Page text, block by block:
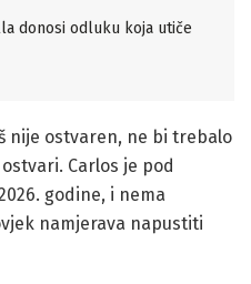
donosi odluku koja utiče
nije ostvaren, ne bi trebalo
Carlos je pod
godine, i nema
namjerava napustiti